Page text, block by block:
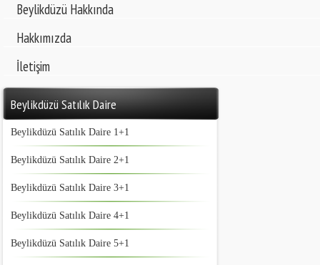
Beylikdüzü Hakkında
Hakkımızda
İletişim
Beylikdüzü Satılık Daire
Beylikdüzü Satılık Daire 1+1
Beylikdüzü Satılık Daire 2+1
Beylikdüzü Satılık Daire 3+1
Beylikdüzü Satılık Daire 4+1
Beylikdüzü Satılık Daire 5+1